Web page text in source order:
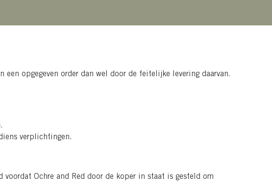
opgegeven order dan wel door de feitelijke levering daarvan.
verplichtingen.
Ochre and Red door de koper in staat is gesteld om